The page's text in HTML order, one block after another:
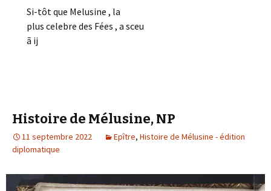
Si-tôt que Melusine , la
plus celebre des Fées , a sceu
ã ij
Histoire de Mélusine, NP
11 septembre 2022 Epître, Histoire de Mélusine - édition
diplomatique